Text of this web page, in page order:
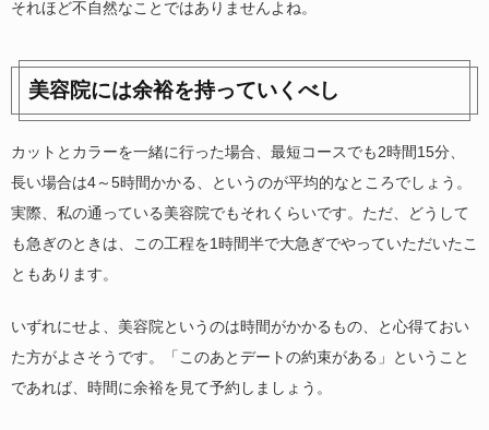
それほど不自然なことではありませんよね。
美容院には余裕を持っていくべし
カットとカラーを一緒に行った場合、最短コースでも2時間15分、
長い場合は4～5時間かかる、というのが平均的なところでしょう。
実際、私の通っている美容院でもそれくらいです。ただ、どうして
も急ぎのときは、この工程を1時間半で大急ぎでやっていただいたこ
ともあります。
いずれにせよ、美容院というのは時間がかかるもの、と心得ておい
た方がよさそうです。「このあとデートの約束がある」ということ
であれば、時間に余裕を見て予約しましょう。